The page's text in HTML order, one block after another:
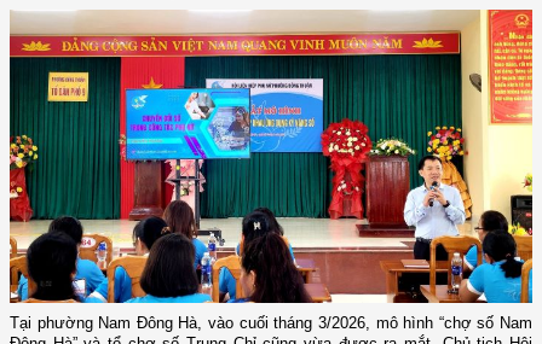
Tại phường Nam Đông Hà, vào cuối tháng 3/2026, mô hình “chợ số Nam